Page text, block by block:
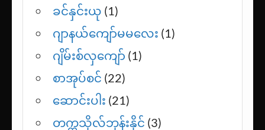
ခင်နှင်းယု (1)
ဂျာနယ်ကျော်မမလေး (1)
ဂျိမ်းစ်လှကျော် (1)
စာအုပ်စင် (22)
ဆောင်းပါး (21)
တက္ကသိုလ်ဘုန်းနိုင် (3)